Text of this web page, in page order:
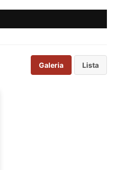
Galeria Lista